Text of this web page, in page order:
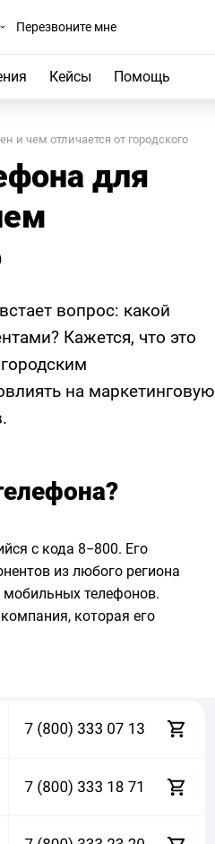
Перезвоните мне
Кейсы Помощь
чем отличается от городского
для
вопрос: какой
Кажется, что это
на маркетинговую
с кода 8−800. Его
из любого региона
мобильных телефонов.
которая его